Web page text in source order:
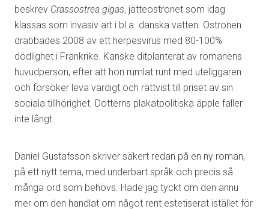
beskrev Crassostrea gigas, jätteostronet som idag
klassas som invasiv art i bl.a. danska vatten. Ostronen
drabbades 2008 av ett herpesvirus med 80-100%
dödlighet i Frankrike. Kanske ditplanterat av romanens
huvudperson, efter att hon rumlat runt med uteliggaren
och försöker leva värdigt och rättvist till priset av sin
sociala tillhörighet. Dotterns plakatpolitiska äpple faller
inte långt.
Daniel Gustafsson skriver säkert redan på en ny roman,
på ett nytt tema, med underbart språk och precis så
många ord som behövs. Hade jag tyckt om den ännu
mer om den handlat om något rent estetiserat istället för